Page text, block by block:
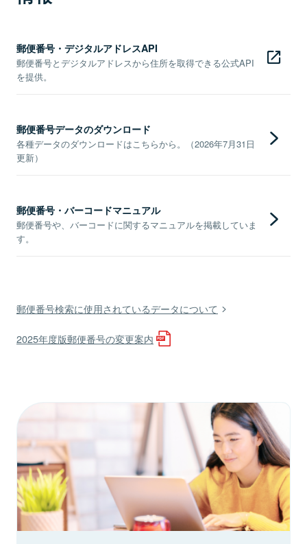
郵便番号・デジタルアドレスAPI
郵便番号とデジタルアドレスから住所を取得できる公式API
を提供。
郵便番号データのダウンロード
各種データのダウンロードはこちらから。（2026年7月31日
更新）
郵便番号・バーコードマニュアル
郵便番号や、バーコードに関するマニュアルを掲載していま
す。
郵便番号検索に使用されているデータについて
2025年度版郵便番号の変更案内